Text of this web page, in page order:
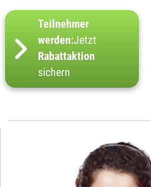
Teilnehmer
werden:Jetzt
Rabattaktion
sichern